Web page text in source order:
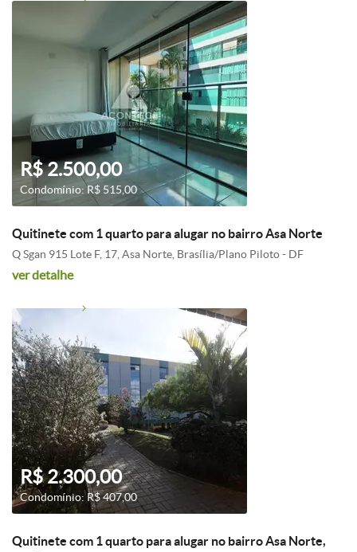
R$ 2.500,00
Condomínio: R$ 515,00
Quitinete com 1 quarto para alugar no bairro Asa Norte
Q Sgan 915 Lote F, 17, Asa Norte, Brasília/Plano Piloto - DF
ver detalhe
R$ 2.300,00
Condomínio: R$ 407,00
Quitinete com 1 quarto para alugar no bairro Asa Norte,